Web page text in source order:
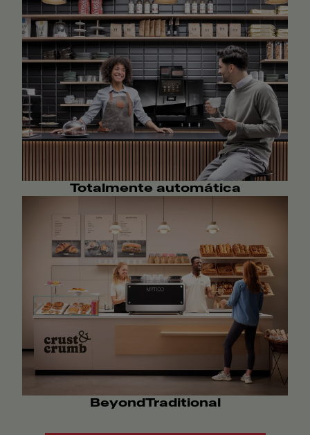
Totalmente automática
BeyondTraditional